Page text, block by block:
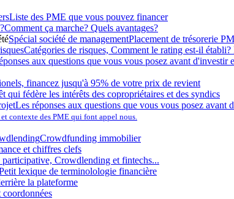
Liste des PME que vous pouvez financer
Comment ça marche? Quels avantages?
Spécial société de managementPlacement de trésorerie
Catégories de risques, Comment le rating est-il
aux questions que vous vous posez avant d'investir
financez jusqu'à 95% de votre prix de revient
qui fédère les intérêts des copropriétaires et des syndics
Les réponses aux questions que vous vous posez
contexte des PME qui font appel nous.
Crowdfunding immobilier
et chiffres clefs
participative, Crowdlending et fintechs...
lexique de terminolologie financière
la plateforme
coordonnées